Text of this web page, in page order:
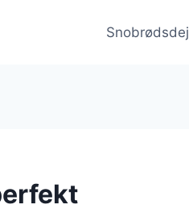
Snobrødsdej